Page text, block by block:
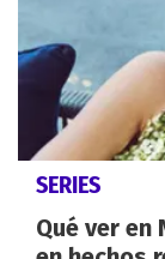
SERIES
Qué ver